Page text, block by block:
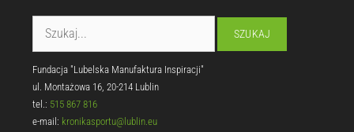
Fundacja "Lubelska Manufaktura Inspiracji"
ul. Montażowa 16, 20-214 Lublin
tel.: 515 867 816
e-mail: kronikasportu@lublin.eu